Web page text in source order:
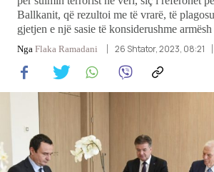
Sport
Pikëpamje
Art Jete
Kulturë
Ballkanit, që rezultoi me të vrarë, të
gjetjen e një sasie të konsiderushme
Nga Flaka Ramadani 26 Shtator, 2023, 08:21